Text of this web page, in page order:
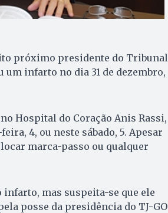
próximo presidente do Tribunal
um infarto no dia 31 de dezembro,
Hospital do Coração Anis Rassi,
4, ou neste sábado, 5. Apesar
marca-passo ou qualquer
infarto, mas suspeita-se que ele
posse da presidência do TJ-GO